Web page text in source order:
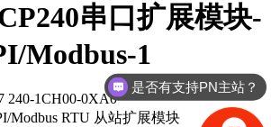
串口扩展模块-
Modbus-1
240-1CH00-0XA0
Modbus RTU 从站扩展模块
是否有支持PN主站？